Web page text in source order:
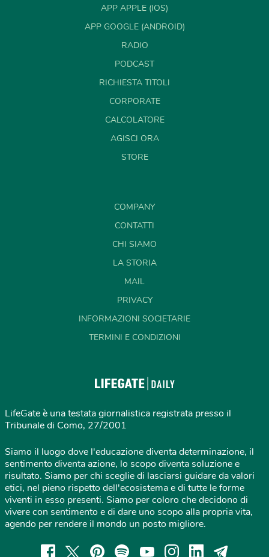
APP APPLE (IOS)
APP GOOGLE (ANDROID)
RADIO
PODCAST
RICHIESTA TITOLI
CORPORATE
CALCOLATORE
AGISCI ORA
STORE
COMPANY
CONTATTI
CHI SIAMO
LA STORIA
MAIL
PRIVACY
INFORMAZIONI SOCIETARIE
TERMINI E CONDIZIONI
LifeGate è una testata giornalistica registrata presso il
Tribunale di Como, 27/2001
Siamo il luogo dove l'educazione diventa determinazione, il
sentimento diventa azione, lo scopo diventa soluzione e
risultato. Siamo per chi sceglie di lasciarsi guidare da valori
etici, nel pieno rispetto dell'ecosistema e di tutte le forme
viventi in esso presenti. Siamo per coloro che decidono di
vivere con sentimento e di dare uno scopo alla propria vita,
agendo per rendere il mondo un posto migliore.